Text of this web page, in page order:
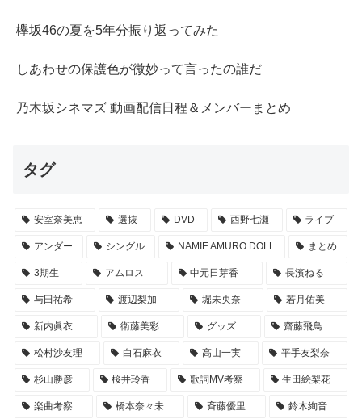
欅坂46の夏を5年分振り返ってみた
しあわせの保護色が微妙って言ったの誰だ
乃木坂シネマズ 動画配信日程＆メンバーまとめ
タグ
安室奈美恵 選抜 DVD 西野七瀬 ライブ
アンダー シングル NAMIE AMURO DOLL まとめ
3期生 アムロス 中元日芽香 長濱ねる
与田祐希 渡辺梨加 堀未央奈 若月佑美
新内眞衣 衛藤美彩 グッズ 齋藤飛鳥
松村沙友理 白石麻衣 高山一実 平手友梨奈
杉山勝彦 桜井玲香 歌詞MV考察 生田絵梨花
楽曲考察 橋本奈々未 斉藤優里 鈴木絢音